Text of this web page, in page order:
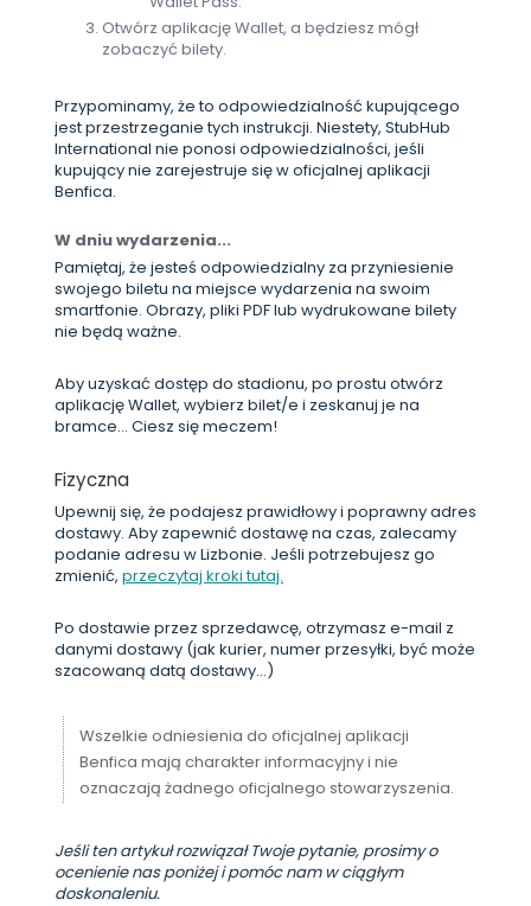
Otwórz aplikację Wallet, a będziesz mógł
zobaczyć bilety.
Przypominamy, że to odpowiedzialność kupującego
jest przestrzeganie tych instrukcji. Niestety, StubHub
International nie ponosi odpowiedzialności, jeśli
kupujący nie zarejestruje się w oficjalnej aplikacji
Benfica.
W dniu wydarzenia...
Pamiętaj, że jesteś odpowiedzialny za przyniesienie
swojego biletu na miejsce wydarzenia na swoim
smartfonie. Obrazy, pliki PDF lub wydrukowane bilety
nie będą ważne.
Aby uzyskać dostęp do stadionu, po prostu otwórz
aplikację Wallet, wybierz bilet/e i zeskanuj je na
bramce... Ciesz się meczem!
Fizyczna
Upewnij się, że podajesz prawidłowy i poprawny adres
dostawy. Aby zapewnić dostawę na czas, zalecamy
podanie adresu w Lizbonie. Jeśli potrzebujesz go
zmienić, przeczytaj kroki tutaj.
Po dostawie przez sprzedawcę, otrzymasz e-mail z
danymi dostawy (jak kurier, numer przesyłki, być może
szacowaną datą dostawy...)
Wszelkie odniesienia do oficjalnej aplikacji
Benfica mają charakter informacyjny i nie
oznaczają żadnego oficjalnego stowarzyszenia.
Jeśli ten artykuł rozwiązał Twoje pytanie, prosimy o
ocenienie nas poniżej i pomóc nam w ciągłym
doskonaleniu.